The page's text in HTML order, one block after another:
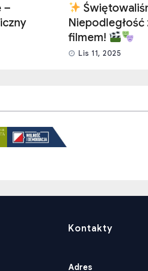
–
Niepodległość
filmem!
Lis 11, 2025
Kontakty
Adres